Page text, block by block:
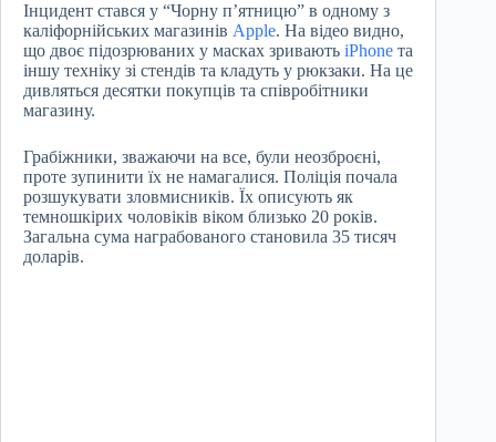
Інцидент стався у “Чорну п’ятницю” в одному з
каліфорнійських магазинів Apple. На відео видно,
що двоє підозрюваних у масках зривають iPhone та
іншу техніку зі стендів та кладуть у рюкзаки. На це
дивляться десятки покупців та співробітники
магазину.
Грабіжники, зважаючи на все, були неозброєні,
проте зупинити їх не намагалися. Поліція почала
розшукувати зловмисників. Їх описують як
темношкірих чоловіків віком близько 20 років.
Загальна сума награбованого становила 35 тисяч
доларів.